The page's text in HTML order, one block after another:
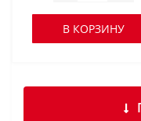
В КОРЗИНУ